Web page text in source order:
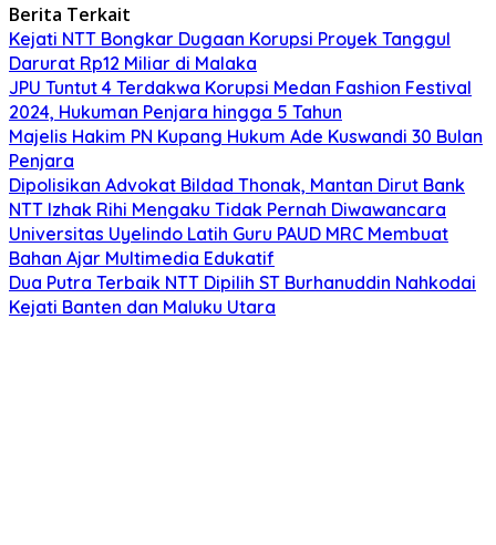
Berita Terkait
Kejati NTT Bongkar Dugaan Korupsi Proyek Tanggul
Darurat Rp12 Miliar di Malaka
JPU Tuntut 4 Terdakwa Korupsi Medan Fashion Festival
2024, Hukuman Penjara hingga 5 Tahun
Majelis Hakim PN Kupang Hukum Ade Kuswandi 30 Bulan
Penjara
Dipolisikan Advokat Bildad Thonak, Mantan Dirut Bank
NTT Izhak Rihi Mengaku Tidak Pernah Diwawancara
Universitas Uyelindo Latih Guru PAUD MRC Membuat
Bahan Ajar Multimedia Edukatif
Dua Putra Terbaik NTT Dipilih ST Burhanuddin Nahkodai
Kejati Banten dan Maluku Utara